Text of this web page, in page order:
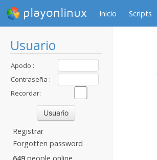
playonlinux Inicio Scripts
Usuario
Apodo :
Contraseña :
Recordar:
Registrar
Forgotten password